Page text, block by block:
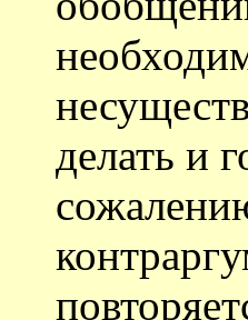
делать и